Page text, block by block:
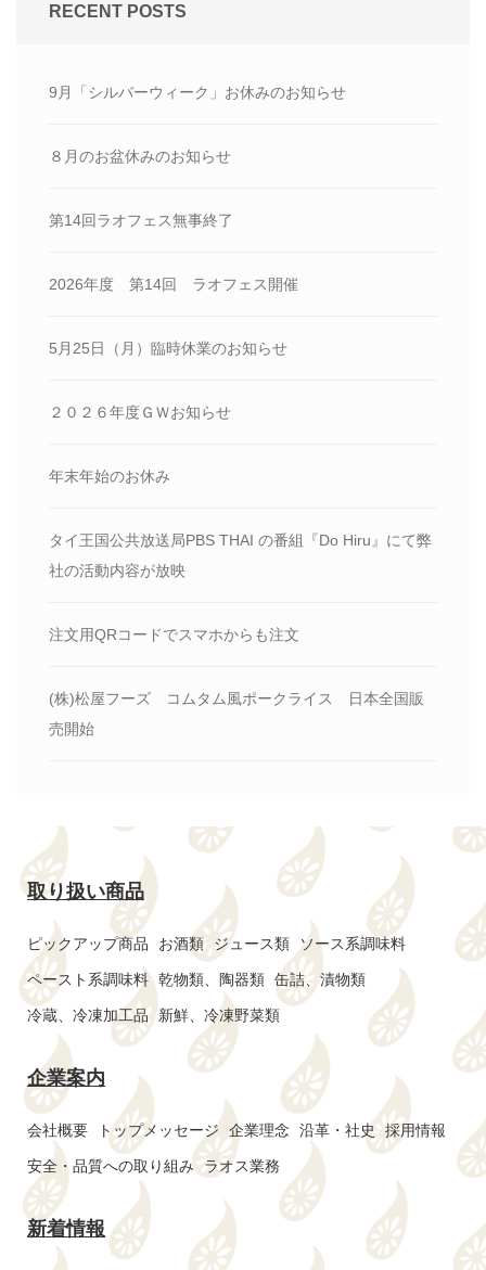
RECENT POSTS
9月「シルバーウィーク」お休みのお知らせ
８月のお盆休みのお知らせ
第14回ラオフェス無事終了
2026年度 第14回 ラオフェス開催
5月25日（月）臨時休業のお知らせ
２０２６年度ＧＷお知らせ
年末年始のお休み
タイ王国公共放送局PBS THAI の番組『Do Hiru』にて弊
社の活動内容が放映
注文用QRコードでスマホからも注文
(株)松屋フーズ コムタム風ポークライス 日本全国販
売開始
取り扱い商品
ピックアップ商品 お酒類 ジュース類 ソース系調味料
ペースト系調味料 乾物類、陶器類 缶詰、漬物類
冷蔵、冷凍加工品 新鮮、冷凍野菜類
企業案内
会社概要 トップメッセージ 企業理念 沿革・社史 採用情報
安全・品質への取り組み ラオス業務
新着情報